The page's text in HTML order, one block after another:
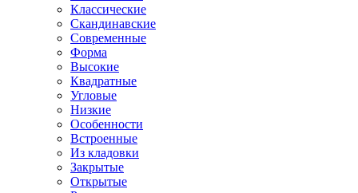
Классические
Скандинавские
Современные
Форма
Высокие
Квадратные
Угловые
Низкие
Особенности
Встроенные
Из кладовки
Закрытые
Открытые